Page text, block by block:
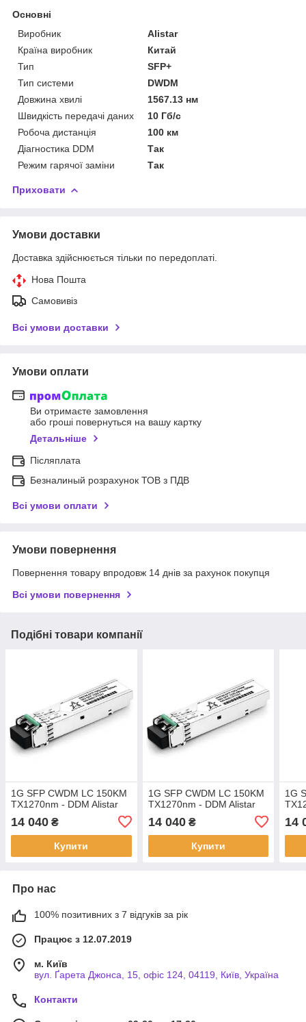
Основні
Виробник
Alistar
Країна виробник
Китай
Тип
SFP+
Тип системи
DWDM
Довжина хвилі
1567.13 нм
Швидкість передачі даних
10 Гб/с
Робоча дистанція
100 км
Діагностика DDM
Так
Режим гарячої заміни
Так
Приховати
Умови доставки
Доставка здійснюється тільки по передоплаті.
Нова Пошта
Самовивіз
Всі умови доставки
Умови оплати
Ви отримаєте замовлення
або гроші повернуться на вашу картку
Детальніше
Післяплата
Безналиный розрахунок ТОВ з ПДВ
Всі умови оплати
Умови повернення
Повернення товару впродовж 14 днів за рахунок покупця
Всі умови повернення
Подібні товари компанії
1G SFP CWDM LC 150KM
TX1270nm - DDM Alistar
14 040 ₴
Купити
1G SFP CWDM LC 150KM
TX1270nm - DDM Alistar
14 040₴
Купити
1G
14
Про нас
100% позитивних з 7 відгуків за рік
Працює з 12.07.2019
м. Київ
вул. Ґарета Джонса, 15, офіс 124, 04119, Київ, Україна
Контакти